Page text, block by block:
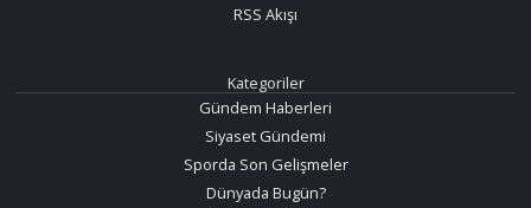
RSS Akışı
Kategoriler
Gündem Haberleri
Siyaset Gündemi
Sporda Son Gelişmeler
Dünyada Bugün?